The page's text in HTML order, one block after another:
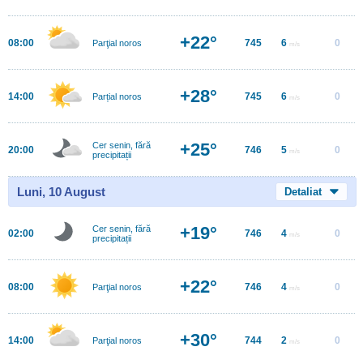
08:00 Parţial noros +22° 745 6 m/s 0
14:00 Parțial noros +28° 745 6 m/s 0
20:00
Cer senin, fără
precipitații
+25° 746 5 m/s 0
Luni, 10 August Detaliat
02:00
Cer senin, fără
precipitații
+19° 746 4 m/s 0
08:00 Parţial noros +22° 746 4 m/s 0
14:00 Parţial noros +30° 744 2 m/s 0